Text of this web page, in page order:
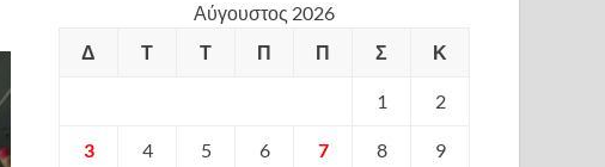
Αύγουστος 2026
Δ
Τ Τ Π Π Σ Κ
1 2
3 4 5 6 7 8 9